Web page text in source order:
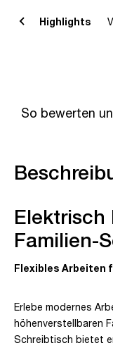
Highlights
So bewerten
Elektrisch
Familien-
Flexibles Arbeiten
Erlebe modernes
höhenverstellbaren
Schreibtisch bietet